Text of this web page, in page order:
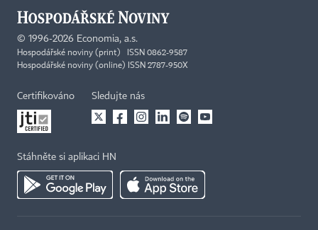
© 1996-2026 Economia, a.s.
Hospodářské noviny (print) ISSN 0862-9587
Hospodářské noviny (online) ISSN 2787-950X
Certifikováno Sledujte nás
Stáhněte si aplikaci HN